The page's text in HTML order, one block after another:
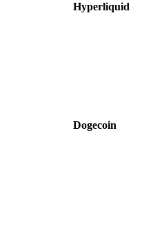
Hyperliquid
Dogecoin